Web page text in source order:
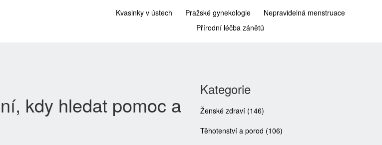
Kvasinky v ústech Pražské gynekologie
Nepravidelná menstruace
Přírodní léčba zánětů
kdy hledat pomoc a
Kategorie
Ženské zdraví (146)
Těhotenství a porod (106)